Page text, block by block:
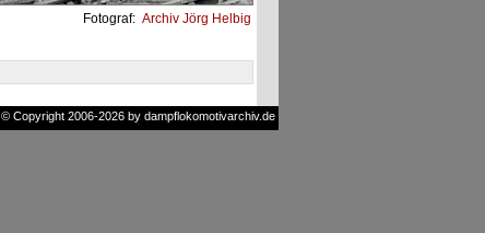
Fotograf: Archiv Jörg Helbig
© Copyright 2006-2026 by dampflokomotivarchiv.de